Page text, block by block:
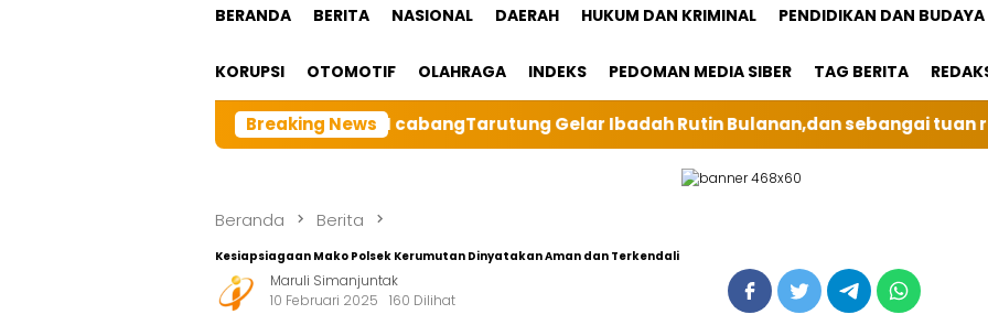
BERANDA BERITA NASIONAL DAERAH HUKUM DAN KRIMINAL PENDIDIKAN DAN BUDAYA
KORUPSI OTOMOTIF OLAHRAGA INDEKS PEDOMAN MEDIA SIBER TAG BERITA
Breaking News
Besar BRI cabangTarutung Gelar Ibadah Rutin Bulanan,dan sebangai tuan rumah kali ini BRI Unit Silindung
Beranda Berita
Kesiapsiagaan Mako Polsek Kerumutan Dinyatakan Aman dan Terkendali
Maruli Simanjuntak
10 Februari 2025
160 Dilihat